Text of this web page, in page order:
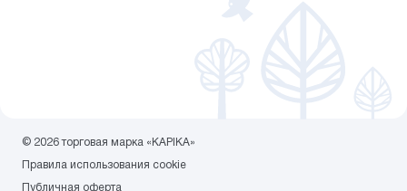
© 2026 торговая марка «KAPIKA»
Правила использования cookie
Публичная оферта